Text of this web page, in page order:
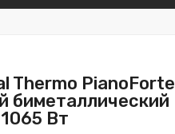
Thermo
биметаллический
Вт